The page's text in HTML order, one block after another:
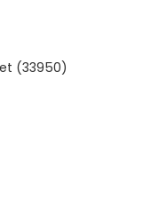
(33950)